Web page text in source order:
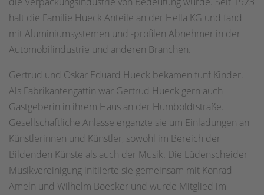
hält die Familie Hueck Anteile an der Hella KG und fand
mit Aluminiumsystemen und -profilen Abnehmer in der
Automobilindustrie und anderen Branchen.
Gertrud und Oskar Eduard Hueck bekamen fünf Kinder.
Als Fabrikantengattin war Gertrud Hueck gern auch
Gastgeberin in ihrem Haus an der Humboldtstraße.
Gesellschaftliche Anlässe ergänzte sie um Einladungen an
Künstlerinnen und Künstler, sowohl im Bereich der
Bildenden Künste als auch der Musik. Die Lüdenscheider
Musikvereinigung initiierte sie gemeinsam mit Konrad
Ameln und Wilhelm Boecker und wurde Mitglied im